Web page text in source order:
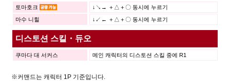
토마호크
↓↘→ ＋△＋〇 동시에 누르기
마수 니힐
↓↙← ＋△＋〇 동시에 누르기
디스토션 스킬・듀오
쿠마다 대 서커스 메인 캐릭터의 디스토션 스킬 중에 R1
※커맨드는 캐릭터 1P 기준입니다.